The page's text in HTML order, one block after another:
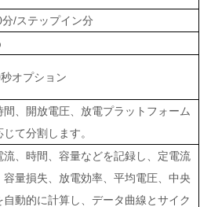
/ステップイン分
オプション
間、開放電圧、放電プラットフォーム
て分割します。
流、時間、容量などを記録し、定電流
容量損失、放電効率、平均電圧、中央
自動的に計算し、データ曲線とサイク